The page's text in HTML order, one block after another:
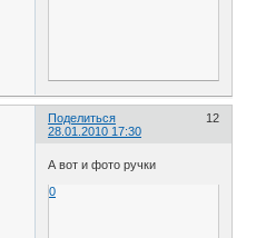
Поделиться
12
28.01.2010 17:30
А вот и фото ручки
0